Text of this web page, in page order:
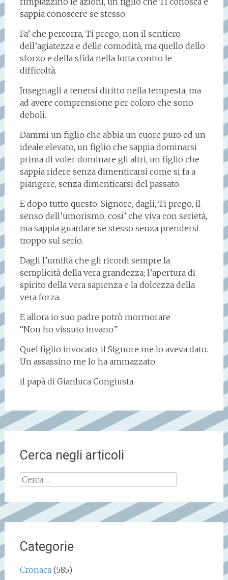
sappia conoscere se stesso.
Fa’ che percorra, Ti prego, non il sentiero
dell’agiatezza e delle comodità, ma quello dello
sforzo e della sfida nella lotta contro le
difficoltà.
Insegnagli a tenersi diritto nella tempesta, ma
ad avere comprensione per coloro che sono
deboli.
Dammi un figlio che abbia un cuore puro ed un
ideale elevato, un figlio che sappia dominarsi
prima di voler dominare gli altri, un figlio che
sappia ridere senza dimenticarsi come si fa a
piangere, senza dimenticarsi del passato.
E dopo tutto questo, Signore, dagli, Ti prego, il
senso dell’umorismo, cosi’ che viva con serietà,
ma sappia guardare se stesso senza prendersi
troppo sul serio.
Dagli l’umiltà che gli ricordi sempre la
semplicità della vera grandezza; l’apertura di
spirito della vera sapienza e la dolcezza della
vera forza.
E allora io suo padre potrò mormorare
“Non ho vissuto invano”
Quel figlio invocato, il Signore me lo aveva dato.
Un assassino me lo ha ammazzato.
il papà di Gianluca Congiusta
Cerca negli articoli
Ricerca
Categorie
Cronaca(585)